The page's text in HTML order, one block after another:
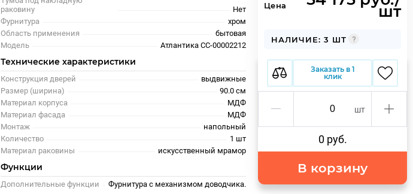
раковину
Нет
Фурнитура
хром
Область применения
бытовая
Модель
Атлантика СС-00002212
Технические характеристики
Конструкция дверей
выдвижные
Размер (ширина)
90.0 см
Материал корпуса
МДФ
Материал фасада
МДФ
Монтаж
напольный
Количество
1 шт
Материал раковины
искусственный мрамор
Функции
Дополнительные функции Фурнитура с механизмом доводчика.
Цена шт
НАЛИЧИЕ: 3 ШТ
Заказать в 1
клик
шт
0 руб.
В корзину